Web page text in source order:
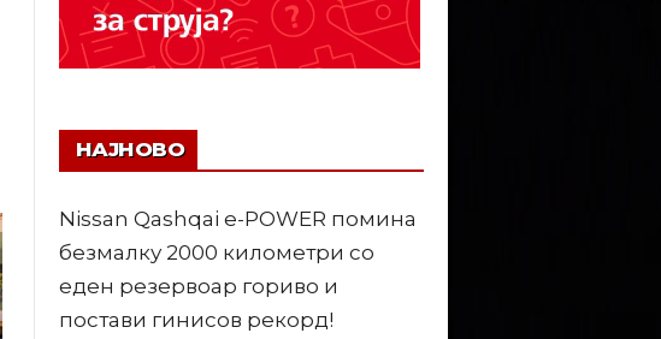
НАЈНОВО
Nissan Qashqai e-POWER помина
безмалку 2000 километри со
еден резервоар гориво и
постави гинисов рекорд!